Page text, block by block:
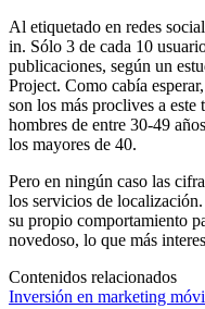
Al etiquetado en redes
in. Sólo 3 de cada 10
publicaciones, según un
Project. Como cabía
son los más proclives a
hombres de entre 30-49
los mayores de 40.
Pero en ningún caso las
los servicios de
su propio comportamiento
novedoso, lo que más
Contenidos relacionados
Inversión en marketing